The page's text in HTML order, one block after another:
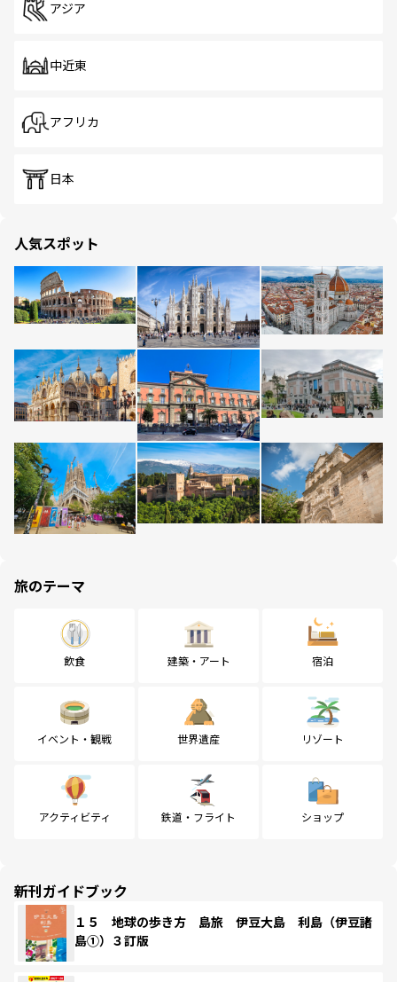
アジア
中近東
アフリカ
日本
人気スポット
旅のテーマ
飲食 建築・アート 宿泊
イベント・観戦 世界遺産 リゾート
アクティビティ 鉄道・フライト ショップ
新刊ガイドブック
１５ 地球の歩き方 島旅 伊豆大島 利島（伊豆諸
島①）３訂版